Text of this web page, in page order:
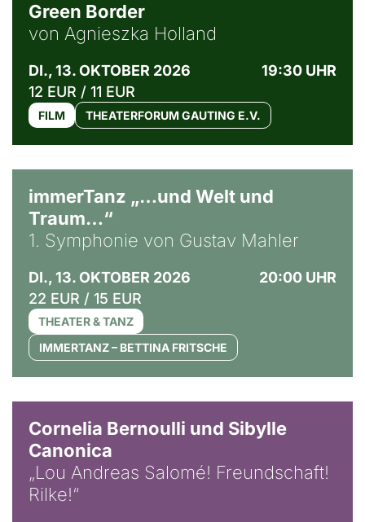
Green Border
von Agnieszka Holland
DI., 13. OKTOBER 2026
19:30 UHR
12 EUR / 11 EUR
FILM THEATERFORUM GAUTING E.V.
immerTanz „…und Welt und
Traum…“
1. Symphonie von Gustav Mahler
DI., 13. OKTOBER 2026
20:00 UHR
22 EUR / 15 EUR
THEATER & TANZ
IMMERTANZ – BETTINA FRITSCHE
Cornelia Bernoulli und Sibylle
Canonica
„Lou Andreas Salomé! Freundschaft!
Rilke!“